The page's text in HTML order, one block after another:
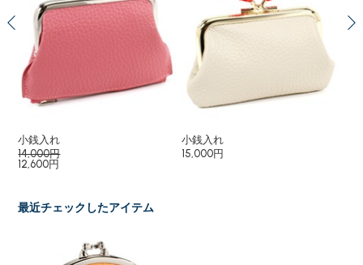
小銭入れ
14,000円
12,600円
小銭入れ
15,000円
最近チェックしたアイテム